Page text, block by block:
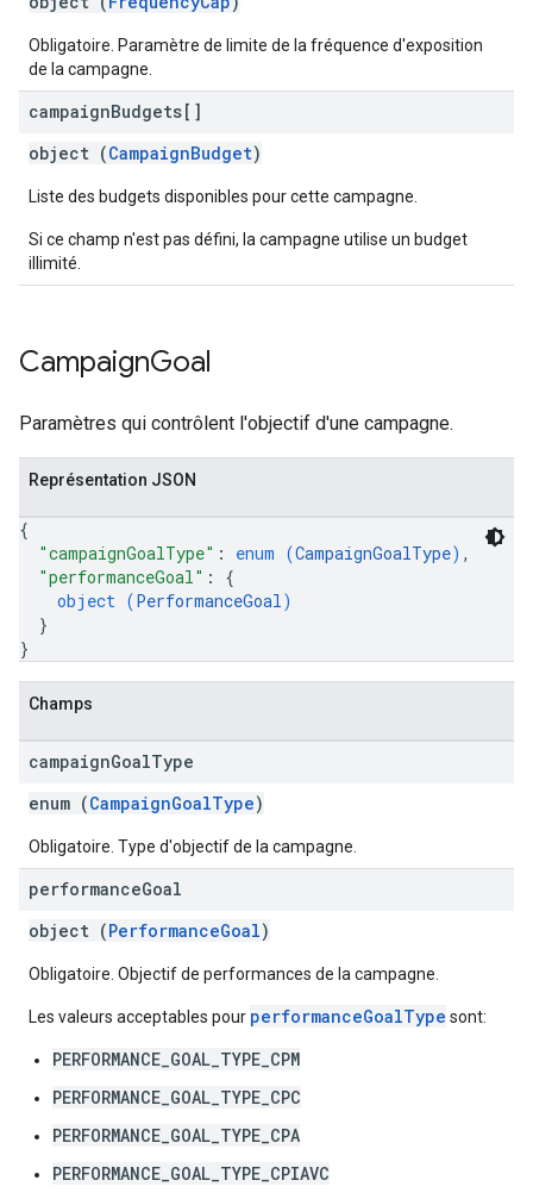
Obligatoire. Paramètre de limite de la fréquence d'exposition
de la campagne.
campaignBudgets[]
object (CampaignBudget)
Liste des budgets disponibles pour cette campagne.
Si ce champ n'est pas défini, la campagne utilise un budget
illimité.
CampaignGoal
Paramètres qui contrôlent l'objectif d'une campagne.
Représentation JSON
{
"campaignGoalType" : enum (CampaignGoalType) ,
"performanceGoal" : {
object (PerformanceGoal)
}
}
Champs
campaignGoalType
enum (CampaignGoalType)
Obligatoire. Type d'objectif de la campagne.
performanceGoal
object (PerformanceGoal)
Obligatoire. Objectif de performances de la campagne.
Les valeurs acceptables pour performanceGoalType sont:
PERFORMANCE_GOAL_TYPE_CPM
PERFORMANCE_GOAL_TYPE_CPC
PERFORMANCE_GOAL_TYPE_CPA
PERFORMANCE_GOAL_TYPE_CPIAVC